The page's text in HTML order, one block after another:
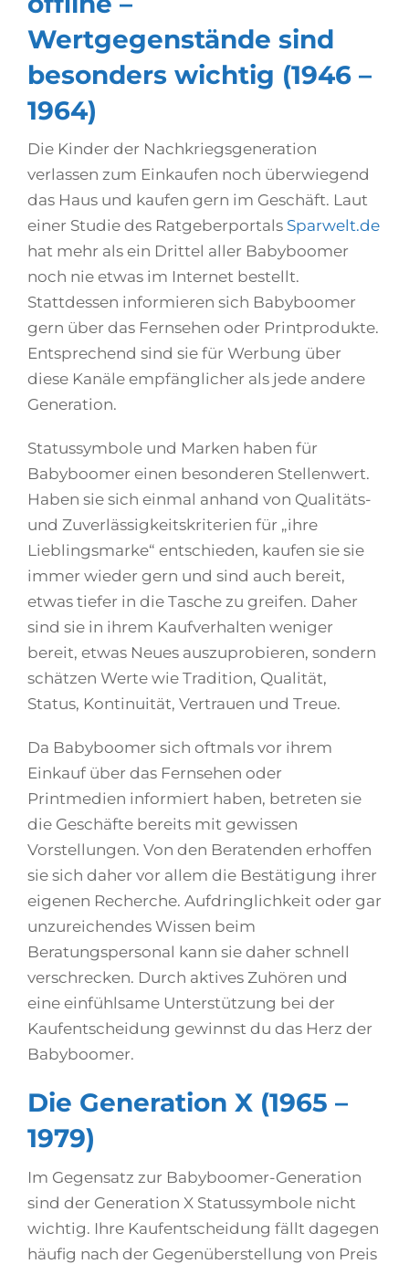
Wertgegenstände sind
besonders wichtig (1946 –
1964)
Die Kinder der Nachkriegsgeneration
verlassen zum Einkaufen noch überwiegend
das Haus und kaufen gern im Geschäft. Laut
einer Studie des Ratgeberportals Sparwelt.de
hat mehr als ein Drittel aller Babyboomer
noch nie etwas im Internet bestellt.
Stattdessen informieren sich Babyboomer
gern über das Fernsehen oder Printprodukte.
Entsprechend sind sie für Werbung über
diese Kanäle empfänglicher als jede andere
Generation.
Statussymbole und Marken haben für
Babyboomer einen besonderen Stellenwert.
Haben sie sich einmal anhand von Qualitäts-
und Zuverlässigkeitskriterien für „ihre
Lieblingsmarke“ entschieden, kaufen sie sie
immer wieder gern und sind auch bereit,
etwas tiefer in die Tasche zu greifen. Daher
sind sie in ihrem Kaufverhalten weniger
bereit, etwas Neues auszuprobieren, sondern
schätzen Werte wie Tradition, Qualität,
Status, Kontinuität, Vertrauen und Treue.
Da Babyboomer sich oftmals vor ihrem
Einkauf über das Fernsehen oder
Printmedien informiert haben, betreten sie
die Geschäfte bereits mit gewissen
Vorstellungen. Von den Beratenden erhoffen
sie sich daher vor allem die Bestätigung ihrer
eigenen Recherche. Aufdringlichkeit oder gar
unzureichendes Wissen beim
Beratungspersonal kann sie daher schnell
verschrecken. Durch aktives Zuhören und
eine einfühlsame Unterstützung bei der
Kaufentscheidung gewinnst du das Herz der
Babyboomer.
Die Generation X (1965 –
1979)
Im Gegensatz zur Babyboomer-Generation
sind der Generation X Statussymbole nicht
wichtig. Ihre Kaufentscheidung fällt dagegen
häufig nach der Gegenüberstellung von Preis